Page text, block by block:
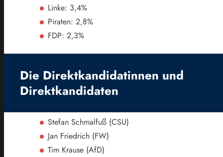
Linke: 3,4%
Piraten: 2,8%
FDP: 2,3%
Die Direktkandidatinnen und
Direktkandidaten
Stefan Schmalfuß (CSU)
Jan Friedrich (FW)
Tim Krause (AfD)